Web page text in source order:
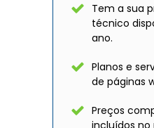
Tem a sua
técnico
ano.
Planos e
de páginas
Preços
incluídos no